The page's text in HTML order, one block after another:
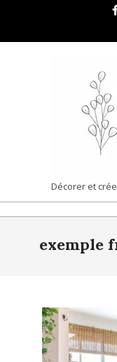
content
COCON
|
LIVING
Décorer et
Navigationexemple